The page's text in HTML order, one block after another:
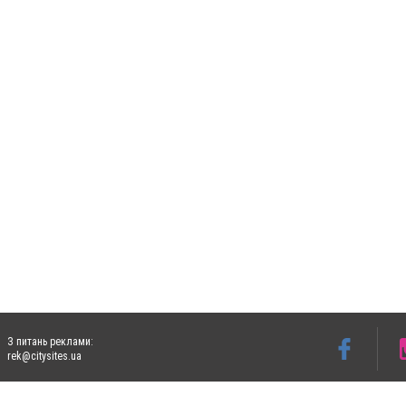
З питань реклами:
rek@citysites.ua